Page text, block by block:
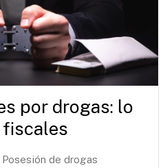
por drogas: lo
fiscales
Posesión de drogas